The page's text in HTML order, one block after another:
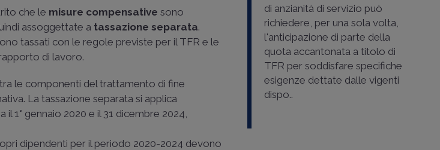
che le misure compensative sono
assoggettate a tassazione separata.
tassati con le regole previste per il TFR e le
di lavoro.
le componenti del trattamento di fine
La tassazione separata si applica
1° gennaio 2020 e il 31 dicembre 2024,
dipendenti per il periodo 2020-2024 devono
di anzianità di servizio può
richiedere, per una sola volta,
l'anticipazione di parte della
quota accantonata a titolo di
TFR per soddisfare specifiche
esigenze dettate dalle vigenti
dispo..